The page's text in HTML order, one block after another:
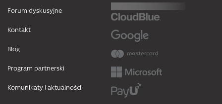
Forum dyskusyjne
Kontakt
Blog
Program partnerski
Komunikaty i aktualności